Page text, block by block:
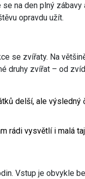
se na den plný
opravdu užít.
se zvířaty. Na
druhy zvířat – od
delší, ale
rádi vysvětlí i malá
Vstup je obvykle